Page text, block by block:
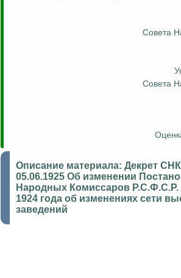
Совета
Совета
Описание материала: Декрет
05.06.1925 Об изменении
Народных Комиссаров Р.С.Ф.С.Р.
1924 года об изменениях сети
заведений